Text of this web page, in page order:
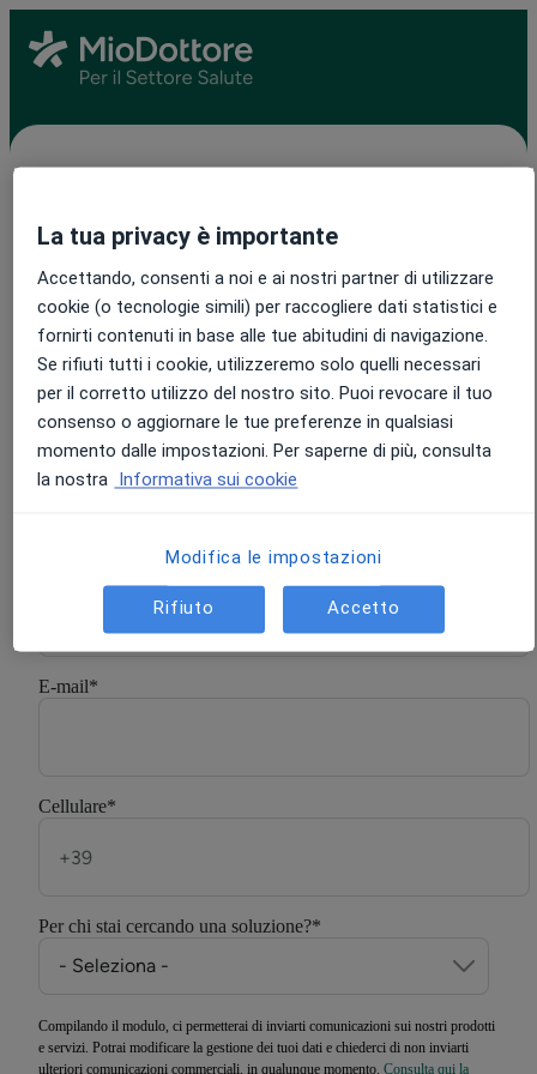
tuoi pazienti
Incrementa il fatturato e fai crescere così il tuo centro
medico. Compila il form: i nostri consulenti condivideranno
Nome*
E-mail*
Cellulare*
Per chi stai cercando una soluzione?*
Compilando il modulo, ci permetterai di inviarti comunicazioni sui nostri prodotti
e servizi. Potrai modificare la gestione dei tuoi dati e chiederci di non inviarti
ulteriori comunicazioni commerciali, in qualunque momento. Consulta qui la
La tua privacy è importante
Accettando, consenti a noi e ai nostri partner di utilizzare
cookie (o tecnologie simili) per raccogliere dati statistici e
fornirti contenuti in base alle tue abitudini di navigazione.
Se rifiuti tutti i cookie, utilizzeremo solo quelli necessari
per il corretto utilizzo del nostro sito. Puoi revocare il tuo
consenso o aggiornare le tue preferenze in qualsiasi
momento dalle impostazioni. Per saperne di più, consulta
la nostra Informativa sui cookie
Modifica le impostazioni
Rifiuto Accetto